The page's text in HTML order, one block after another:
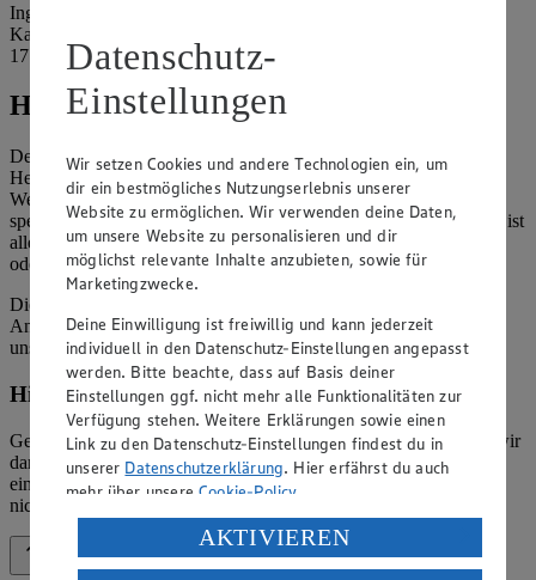
Ingolf Schubert e.K.
Karl-Bartels-Str. 9
17192 Waren
Hinweise
Der Inhalt dieser Website ist urheberrechtlich geschützt. Der
Herausgeber gewährt Ihnen jedoch das Recht, den auf dieser
Website bereitgestellten Text ganz oder ausschnittsweise zu
speichern und zu vervielfältigen. Aus Gründen des Urheberrechts ist
allerdings die Speicherung und Vervielfältigung von Bildmaterial
oder Grafiken aus dieser Website nicht gestattet.
Die verantwortliche Stelle ist nicht für die Inhalte der versendeten
Angebotsinformationen verantwortlich. Firma und Anschriften
unserer Märkte finden Sie in derMarktsuche.
Hinweis zum Verbraucherstreitbeilegungsgesetz
Gemäß § 36 Verbraucherstreitbeilegungsgesetz (VSBG) weisen wir
darauf hin, dass wir nicht an einem Streitbeilegungsverfahren vor
einer Verbraucherschlichtungsstelle teilnehmen und hierzu auch
nicht verpflichtet sind.
Zurück nach oben
Datenschutz-
Einstellungen
Wir setzen Cookies und andere Technologien ein, um
dir ein bestmögliches Nutzungserlebnis unserer
Website zu ermöglichen. Wir verwenden deine Daten,
um unsere Website zu personalisieren und dir
möglichst relevante Inhalte anzubieten, sowie für
Marketingzwecke.
Deine Einwilligung ist freiwillig und kann jederzeit
individuell in den Datenschutz-Einstellungen angepasst
werden. Bitte beachte, dass auf Basis deiner
Einstellungen ggf. nicht mehr alle Funktionalitäten zur
Verfügung stehen. Weitere Erklärungen sowie einen
Link zu den Datenschutz-Einstellungen findest du in
unserer Datenschutzerklärung. Hier erfährst du auch
mehr über unsereCookie-Policy.
Verarbeitung deiner personenbezogenen Daten in den
USA durch Facebook und YouTube:
AKTIVIEREN